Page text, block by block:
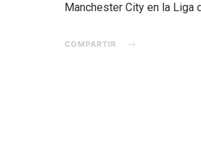
Manchester City en la Liga
COMPARTIR